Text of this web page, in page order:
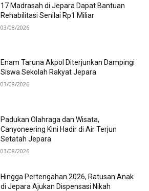
17 Madrasah di Jepara Dapat Bantuan
Rehabilitasi Senilai Rp1 Miliar
03/08/2026
Enam Taruna Akpol Diterjunkan Dampingi
Siswa Sekolah Rakyat Jepara
03/08/2026
Padukan Olahraga dan Wisata,
Canyoneering Kini Hadir di Air Terjun
Setatah Jepara
03/08/2026
Hingga Pertengahan 2026, Ratusan Anak
di Jepara Ajukan Dispensasi Nikah